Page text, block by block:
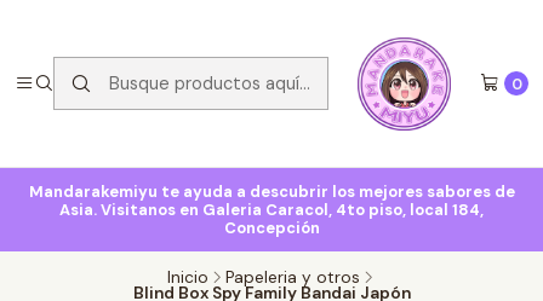
0
Mandarakemiyu te ayuda a descubrir los mejores sabores de
Asia. Visitanos en Galeria Caracol, 4to piso, local 184,
Concepción
Inicio Papeleria y otros
Blind Box Spy Family Bandai Japón